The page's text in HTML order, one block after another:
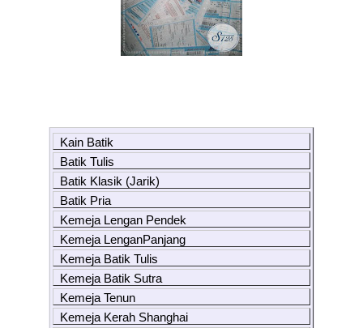
Kain Batik
Batik Tulis
Batik Klasik (Jarik)
Batik Pria
Kemeja Lengan Pendek
Kemeja LenganPanjang
Kemeja Batik Tulis
Kemeja Batik Sutra
Kemeja Tenun
Kemeja Kerah Shanghai